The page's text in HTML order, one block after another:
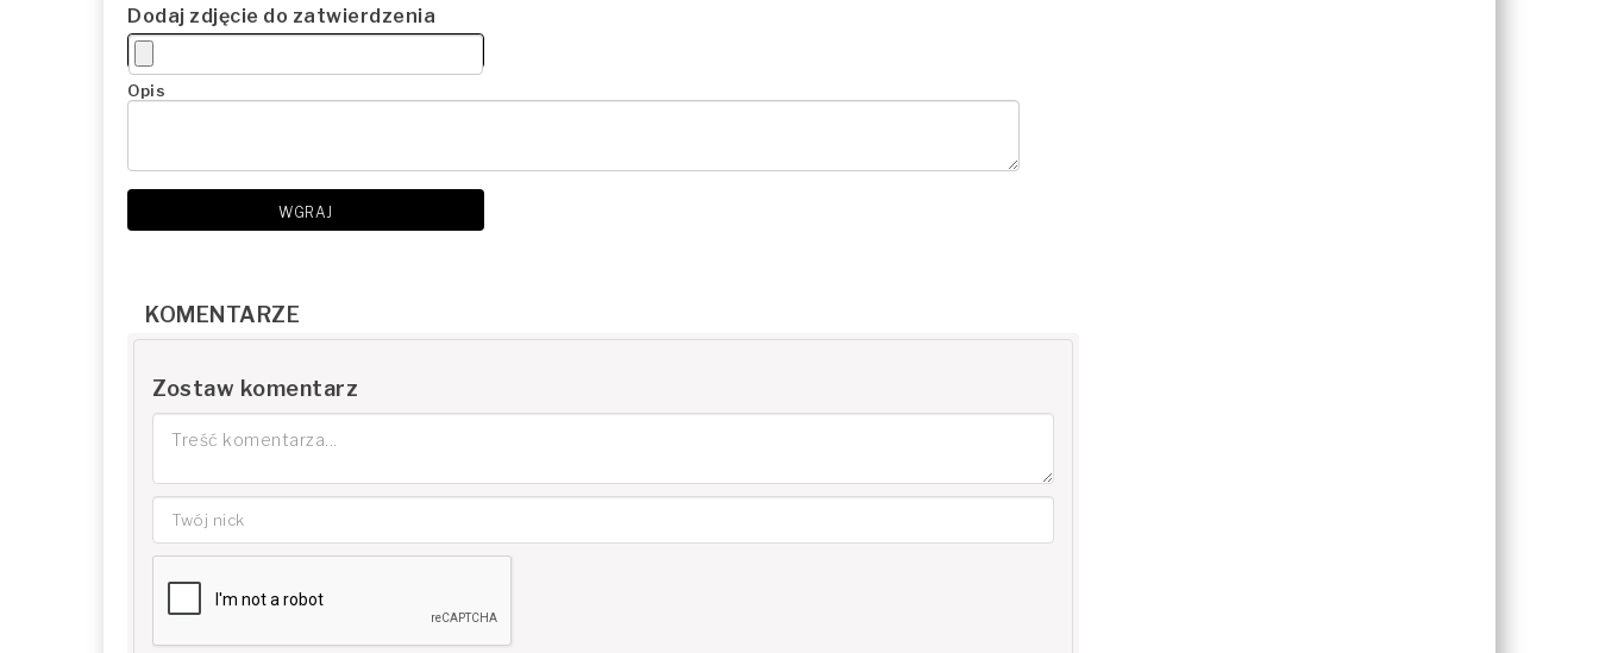
Dodaj zdjęcie do zatwierdzenia
Opis
WGRAJ
KOMENTARZE
Zostaw komentarz